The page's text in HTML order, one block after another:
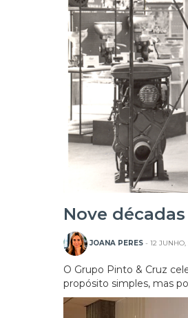
Nove
JOANA PERES - 12
O Grupo Pinto & Cruz
propósito simples, mas